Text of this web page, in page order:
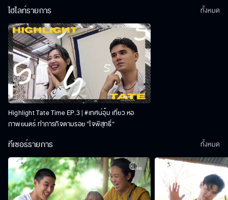
ไฮไลท์รายการ
Highlight Tate Time EP.3 | #เทศน์อุ้ม เที่ยว หอ
ภาพยนตร์ ทำภารกิจตามรอย “ใจพิสุทธิ์“
ทั้งหมด
ทีเซอร์รายการ ทั้งหมด